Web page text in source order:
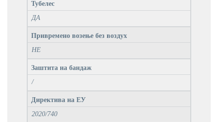
Тубелес
ДА
Привремено возење без воздух
НЕ
Заштита на бандаж
/
Директива на ЕУ
2020/740